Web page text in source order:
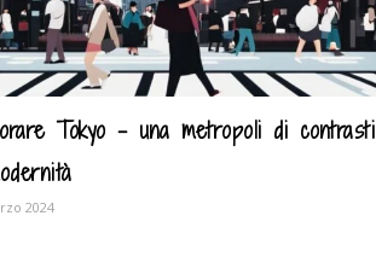
Tokyo – una metropoli di contrasti
2024